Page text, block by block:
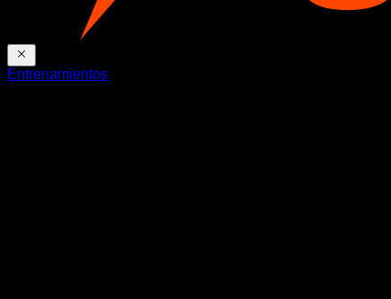
Entrenamientos